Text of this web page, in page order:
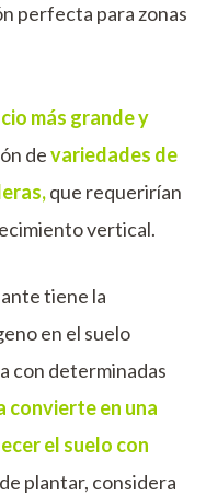
perfecta para zonas
más grande y
devariedades de
que requerirían
vertical.
tiene la
en el suelo
con determinadas
convierte en una
el suelo con
plantar, considera